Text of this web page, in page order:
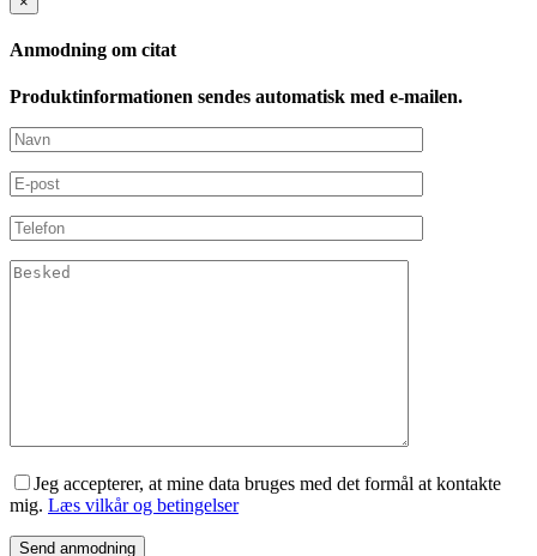
Anmodning om citat
Produktinformationen sendes automatisk med e-mailen.
Jeg accepterer, at mine data bruges med det formål at kontakte
mig. Læs vilkår og betingelser